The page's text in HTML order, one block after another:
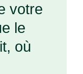
votre
le
où